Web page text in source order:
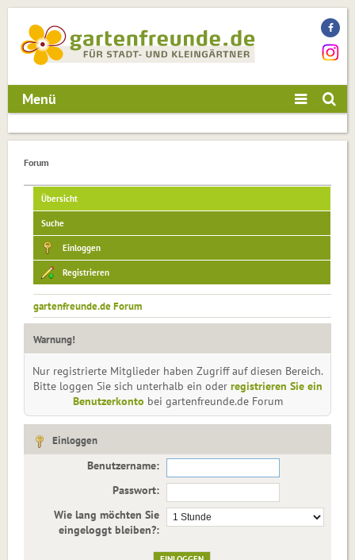
Menü
Forum
Übersicht
Suche
Einloggen
Registrieren
gartenfreunde.de Forum
Warnung!
Nur registrierte Mitglieder haben Zugriff auf diesen Bereich.
Bitte loggen Sie sich unterhalb ein oder registrieren Sie ein
Benutzerkonto bei gartenfreunde.de Forum
Einloggen
Benutzername:
Passwort:
Wie lang möchten Sie
eingeloggt bleiben?: